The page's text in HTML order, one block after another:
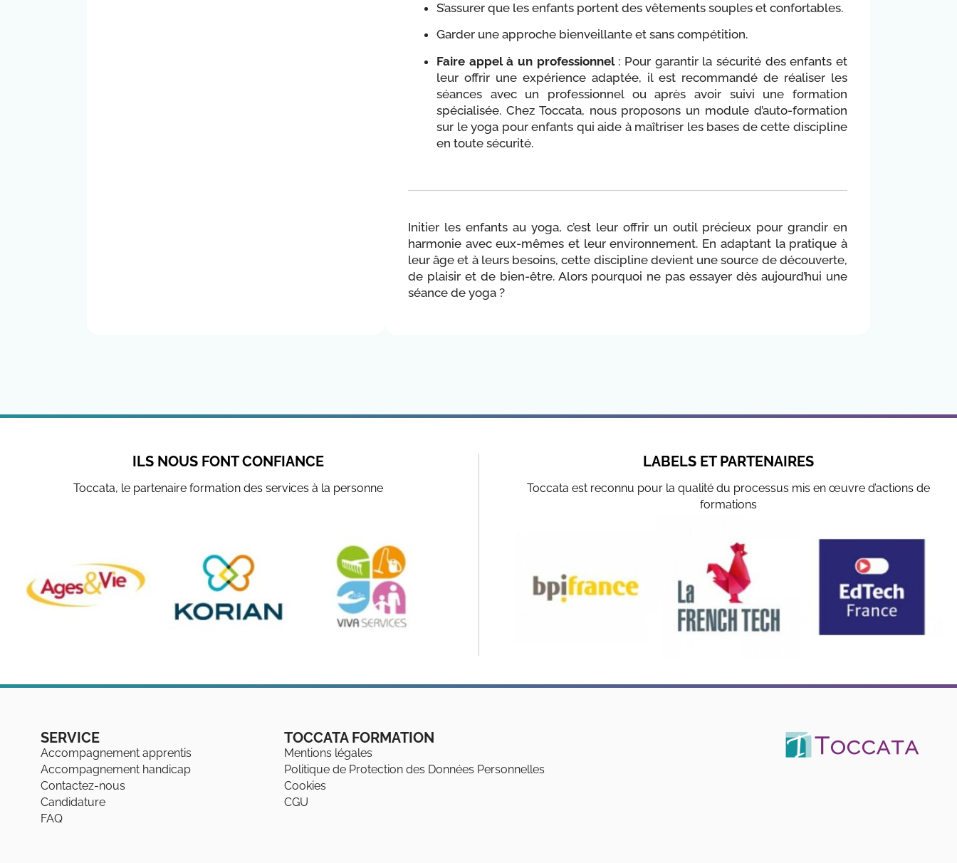
S’assurer que les enfants portent des vêtements souples et confortables.
Garder une approche bienveillante et sans compétition.
Faire appel à un professionnel: Pour garantir la sécurité des enfants et
leur offrir une expérience adaptée, il est recommandé de réaliser les
séances avec un professionnel ou après avoir suivi une formation
spécialisée. Chez Toccata, nous proposons un module d’auto-formation
sur le yoga pour enfants qui aide à maîtriser les bases de cette discipline
en toute sécurité.
Initier les enfants au yoga, c’est leur offrir un outil précieux pour grandir en
harmonie avec eux-mêmes et leur environnement. En adaptant la pratique à
leur âge et à leurs besoins, cette discipline devient une source de découverte,
de plaisir et de bien-être. Alors pourquoi ne pas essayer dès aujourd’hui une
séance de yoga ?
ILS NOUS FONT CONFIANCE
Toccata, le partenaire formation des services à la personne
LABELS ET PARTENAIRES
Toccata est reconnu pour la qualité du processus mis en œuvre d’actions de
formations
SERVICE
Accompagnement apprentis
Accompagnement handicap
Contactez-nous
Candidature
FAQ
TOCCATA FORMATION
Mentions légales
Politique de Protection des Données Personnelles
Cookies
CGU